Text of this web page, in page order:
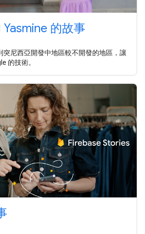
的故事
突尼西亞開發中地區較不開發的地區，讓
的技術。